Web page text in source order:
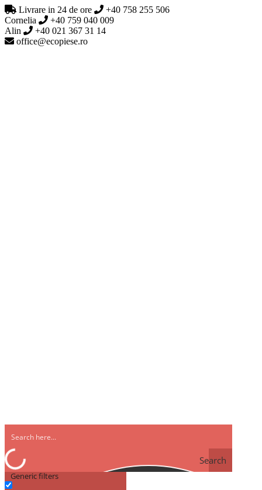
Livrare in 24 de ore
+40 758 255 506
Cornelia
+40 759 040 009
Alin
+40 021 367 31 14
office@ecopiese.ro
Search
Generic filters